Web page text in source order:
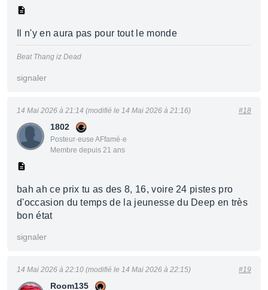
Il n'y en aura pas pour tout le monde
Beat Thang iz Dead
signaler
1802
Posteur·euse AFfamé·e
Membre depuis 21 ans
14 Mai 2026 à 21:14 (modifié le 14 Mai 2026 à 21:16) #18
bah ah ce prix tu as des 8, 16, voire 24 pistes pro
d'occasion du temps de la jeunesse du Deep en très
bon état
signaler
Room135
14 Mai 2026 à 22:10 (modifié le 14 Mai 2026 à 22:15) #19